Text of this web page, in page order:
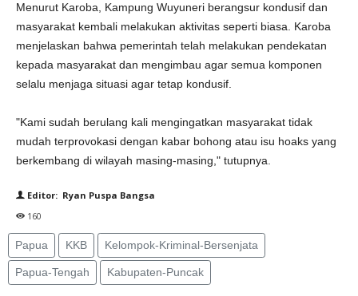
Menurut Karoba, Kampung Wuyuneri berangsur kondusif dan
masyarakat kembali melakukan aktivitas seperti biasa. Karoba
menjelaskan bahwa pemerintah telah melakukan pendekatan
kepada masyarakat dan mengimbau agar semua komponen
selalu menjaga situasi agar tetap kondusif.
"Kami sudah berulang kali mengingatkan masyarakat tidak
mudah terprovokasi dengan kabar bohong atau isu hoaks yang
berkembang di wilayah masing-masing," tutupnya.
Editor: Ryan Puspa Bangsa
160
Papua KKB Kelompok-Kriminal-Bersenjata
Papua-Tengah Kabupaten-Puncak